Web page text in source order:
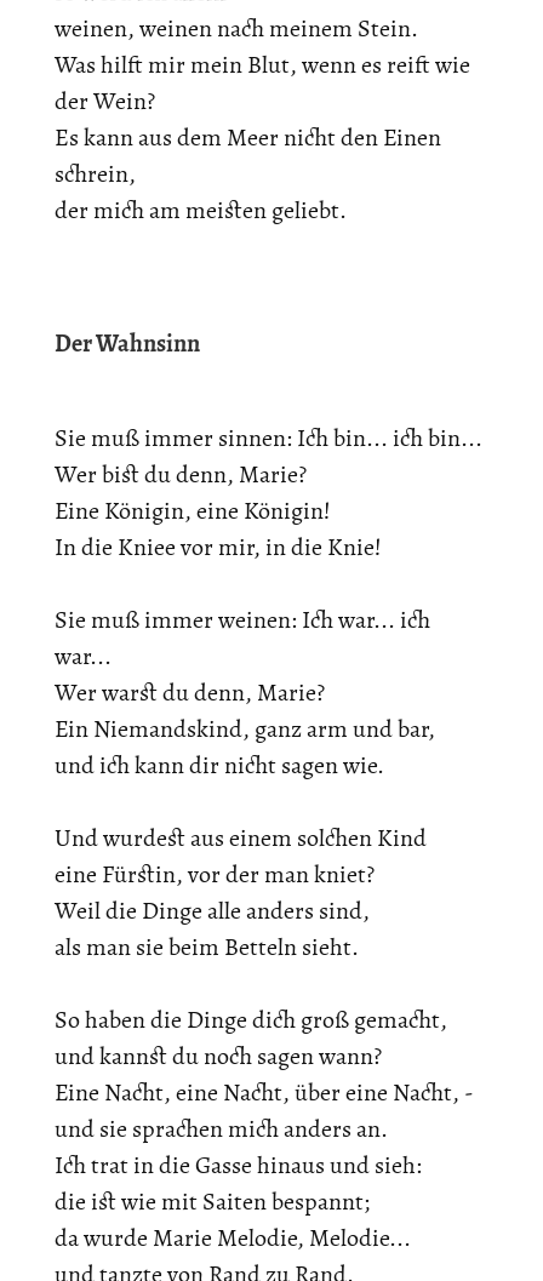
weinen, weinen nach meinem Stein.
Was hilft mir mein Blut, wenn es reift wie
der Wein?
Es kann aus dem Meer nicht den Einen
schrein,
der mich am meisten geliebt.
Der Wahnsinn
Sie muß immer sinnen: Ich bin... ich bin...
Wer bist du denn, Marie?
Eine Königin, eine Königin!
In die Kniee vor mir, in die Knie!
Sie muß immer weinen: Ich war... ich
war...
Wer warst du denn, Marie?
Ein Niemandskind, ganz arm und bar,
und ich kann dir nicht sagen wie.
Und wurdest aus einem solchen Kind
eine Fürstin, vor der man kniet?
Weil die Dinge alle anders sind,
als man sie beim Betteln sieht.
So haben die Dinge dich groß gemacht,
und kannst du noch sagen wann?
Eine Nacht, eine Nacht, über eine Nacht, -
und sie sprachen mich anders an.
Ich trat in die Gasse hinaus und sieh:
die ist wie mit Saiten bespannt;
da wurde Marie Melodie, Melodie...
und tanzte von Rand zu Rand.